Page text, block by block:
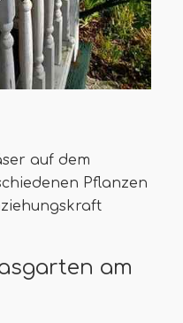
auf dem
Pflanzen
am